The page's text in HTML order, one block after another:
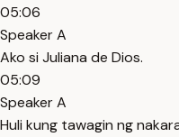
05:06
Speaker A
Ako si Juliana de Dios.
05:09
Speaker A
Huli kung tawagin ng